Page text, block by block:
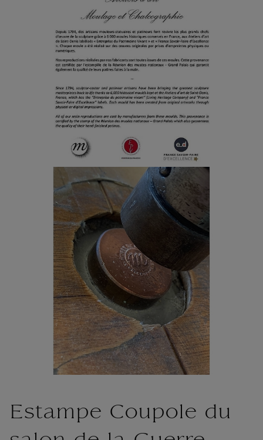
Estampe Coupole du